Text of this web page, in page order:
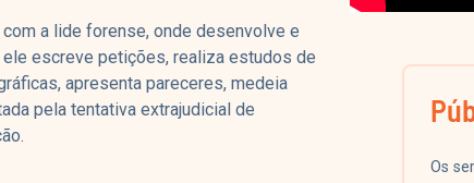
a lide forense, onde desenvolve e
escreve petições, realiza estudos de
apresenta pareceres, medeia
pela tentativa extrajudicial de
Os